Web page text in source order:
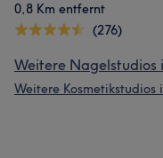
0,8 Km entfernt
(276)
Weitere Nagelstudios
Weitere Kosmetikstudios